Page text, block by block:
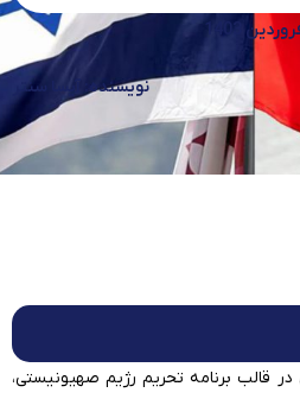
نویسنده: آیسا سنتر
در قالب برنامه تحریم رژیم صهیونیستی،